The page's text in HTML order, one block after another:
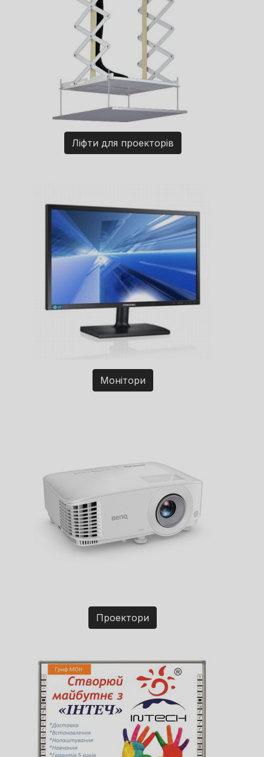
Ліфти для проекторів
Монітори
Проектори